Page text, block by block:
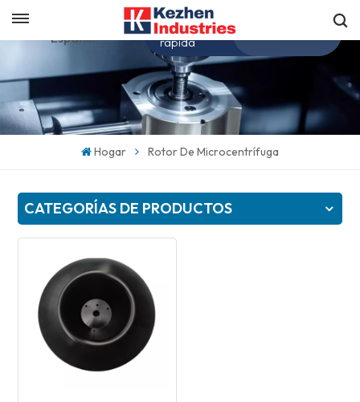
Español
English
Obtenga una cotización
rápida
Hogar Rotor De Microcentrífuga
CATEGORÍAS DE PRODUCTOS